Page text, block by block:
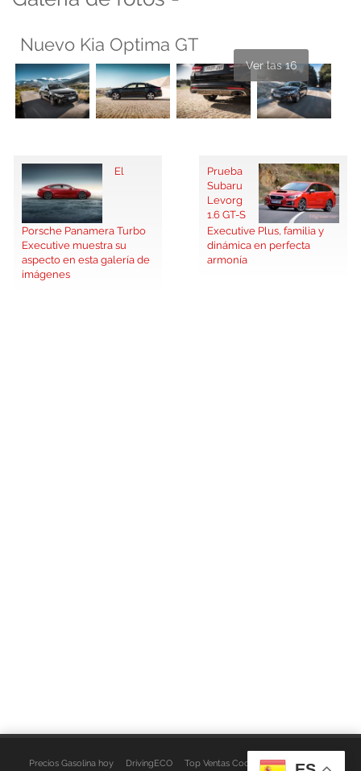
Nuevo Kia Optima GT
Ver las 16
El
Porsche Panamera Turbo
Executive muestra su
aspecto en esta galería de
imágenes
Prueba
Subaru
Levorg
1.6 GT-S
Executive Plus, familia y
dinámica en perfecta
armonía
Precios Gasolina hoy DrivingECO Top Ventas Coches EspacioFurgo